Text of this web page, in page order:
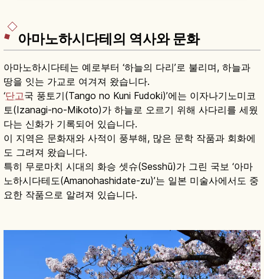
아마노하시다테의 역사와 문화
아마노하시다테는 예로부터 ‘하늘의 다리’로 불리며, 하늘과
땅을 잇는 가교로 여겨져 왔습니다.
‘단고국 풍토기(Tango no Kuni Fudoki)’에는 이자나기노미코
토(Izanagi-no-Mikoto)가 하늘로 오르기 위해 사다리를 세웠
다는 신화가 기록되어 있습니다.
이 지역은 문화재와 사적이 풍부해, 많은 문학 작품과 회화에
도 그려져 왔습니다.
특히 무로마치 시대의 화승 셋슈(Sesshū)가 그린 국보 ‘아마
노하시다테도(Amanohashidate-zu)’는 일본 미술사에서도 중
요한 작품으로 알려져 있습니다.